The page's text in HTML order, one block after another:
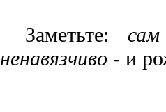
Заметьте:
ненавязчиво - и